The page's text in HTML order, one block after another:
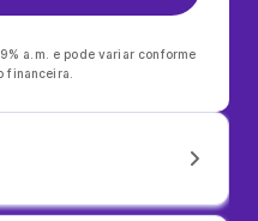
a.m. e pode variar conforme
financeira.